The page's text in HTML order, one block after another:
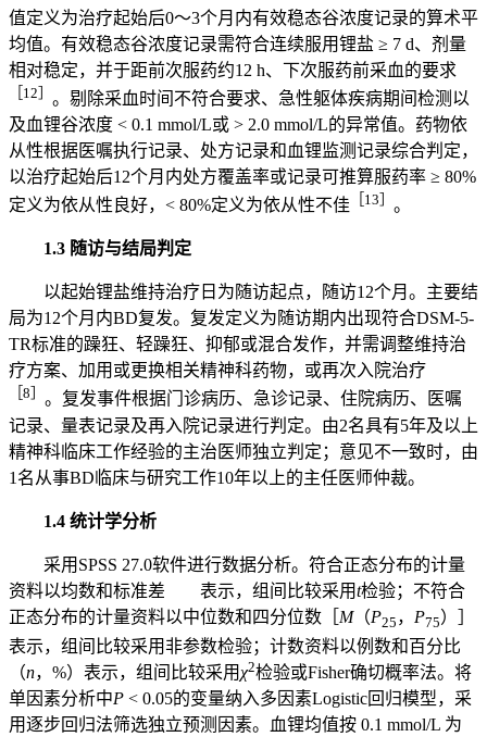
值定义为治疗起始后0～3个月内有效稳态谷浓度记录的算术平
均值。有效稳态谷浓度记录需符合连续服用锂盐 ≥ 7 d、剂量
相对稳定，并于距前次服药约12 h、下次服药前采血的要求
［12］ 。剔除采血时间不符合要求、急性躯体疾病期间检测以
及血锂谷浓度 < 0.1 mmol/L或 > 2.0 mmol/L的异常值。药物依
从性根据医嘱执行记录、处方记录和血锂监测记录综合判定，
以治疗起始后12个月内处方覆盖率或记录可推算服药率 ≥ 80%
定义为依从性良好，< 80%定义为依从性不佳 ［13］ 。
1.3 随访与结局判定
以起始锂盐维持治疗日为随访起点，随访12个月。主要结
局为12个月内BD复发。复发定义为随访期内出现符合DSM-5-
TR标准的躁狂、轻躁狂、抑郁或混合发作，并需调整维持治
疗方案、加用或更换相关精神科药物，或再次入院治疗
［8］ 。复发事件根据门诊病历、急诊记录、住院病历、医嘱
记录、量表记录及再入院记录进行判定。由2名具有5年及以上
精神科临床工作经验的主治医师独立判定；意见不一致时，由
1名从事BD临床与研究工作10年以上的主任医师仲裁。
1.4 统计学分析
采用SPSS 27.0软件进行数据分析。符合正态分布的计量
资料以均数和标准差
表示，组间比较采用t检验；不符合
正态分布的计量资料以中位数和四分位数［ M（P25 ， P75）］
表示，组间比较采用非参数检验；计数资料以例数和百分比
（n，%）表示，组间比较采用χ2检验或Fisher确切概率法。将
单因素分析中P < 0.05的变量纳入多因素Logistic回归模型，采
用逐步回归法筛选独立预测因素。血锂均值按 0.1 mmol/L 为